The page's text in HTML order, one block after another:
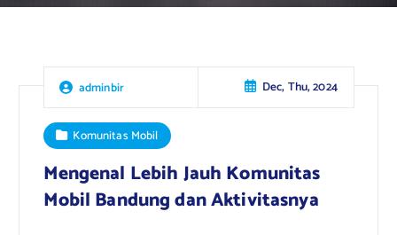
adminbir Dec, Thu, 2024
Komunitas Mobil
Mengenal Lebih Jauh Komunitas
Mobil Bandung dan Aktivitasnya